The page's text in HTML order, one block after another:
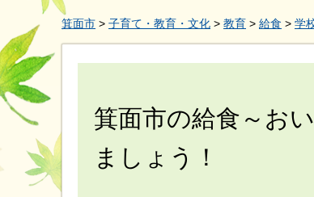
箕面市 > 子育て・教育・文化 > 教育 > 給食 > 学
箕面市の給食～お
ましょう！